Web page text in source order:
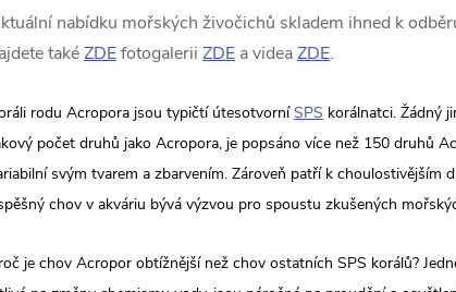
nabídku mořských živočichů skladem ihned k
takéZDEfotogalerii ZDE a videaZDE.
rodu Acropora jsou typičtí útesotvorníSPS korálnatci. Žádný
počet druhů jako Acropora, je popsáno více než 150 druhů
svým tvarem a zbarvením. Zároveň patří k choulostivějším
chov v akváriu bývá výzvou pro spoustu zkušených
je chov Acropor obtížnější než chov ostatních SPS korálů?